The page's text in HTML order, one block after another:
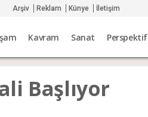
Arşiv Reklam Künye İletişim
Kavram Sanat Perspektif
Başlıyor